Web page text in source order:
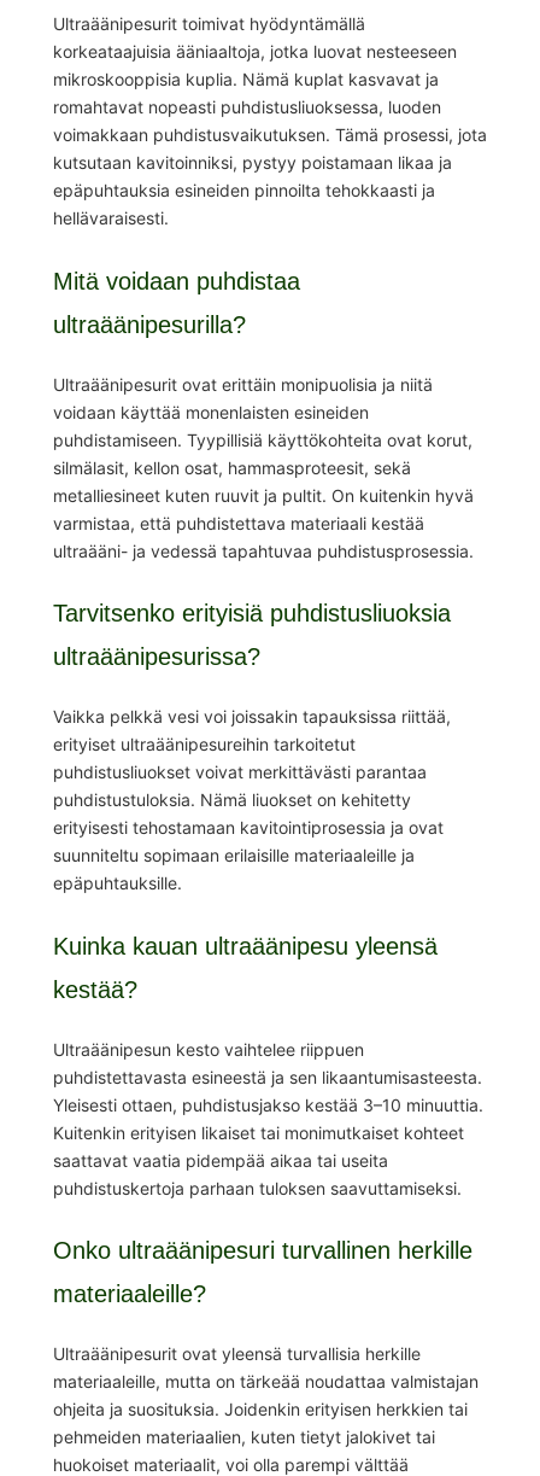
Ultraäänipesurit toimivat hyödyntämällä
korkeataajuisia ääniaaltoja, jotka luovat nesteeseen
mikroskooppisia kuplia. Nämä kuplat kasvavat ja
romahtavat nopeasti puhdistusliuoksessa, luoden
voimakkaan puhdistusvaikutuksen. Tämä prosessi, jota
kutsutaan kavitoinniksi, pystyy poistamaan likaa ja
epäpuhtauksia esineiden pinnoilta tehokkaasti ja
hellävaraisesti.
Mitä voidaan puhdistaa
ultraäänipesurilla?
Ultraäänipesurit ovat erittäin monipuolisia ja niitä
voidaan käyttää monenlaisten esineiden
puhdistamiseen. Tyypillisiä käyttökohteita ovat korut,
silmälasit, kellon osat, hammasproteesit, sekä
metalliesineet kuten ruuvit ja pultit. On kuitenkin hyvä
varmistaa, että puhdistettava materiaali kestää
ultraääni- ja vedessä tapahtuvaa puhdistusprosessia.
Tarvitsenko erityisiä puhdistusliuoksia
ultraäänipesurissa?
Vaikka pelkkä vesi voi joissakin tapauksissa riittää,
erityiset ultraäänipesureihin tarkoitetut
puhdistusliuokset voivat merkittävästi parantaa
puhdistustuloksia. Nämä liuokset on kehitetty
erityisesti tehostamaan kavitointiprosessia ja ovat
suunniteltu sopimaan erilaisille materiaaleille ja
epäpuhtauksille.
Kuinka kauan ultraäänipesu yleensä
kestää?
Ultraäänipesun kesto vaihtelee riippuen
puhdistettavasta esineestä ja sen likaantumisasteesta.
Yleisesti ottaen, puhdistusjakso kestää 3–10 minuuttia.
Kuitenkin erityisen likaiset tai monimutkaiset kohteet
saattavat vaatia pidempää aikaa tai useita
puhdistuskertoja parhaan tuloksen saavuttamiseksi.
Onko ultraäänipesuri turvallinen herkille
materiaaleille?
Ultraäänipesurit ovat yleensä turvallisia herkille
materiaaleille, mutta on tärkeää noudattaa valmistajan
ohjeita ja suosituksia. Joidenkin erityisen herkkien tai
pehmeiden materiaalien, kuten tietyt jalokivet tai
huokoiset materiaalit, voi olla parempi välttää